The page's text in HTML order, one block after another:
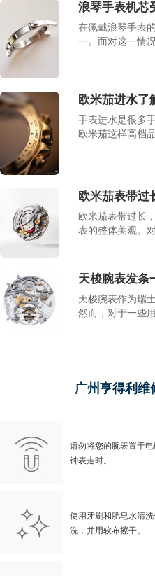
浪琴手表机芯
在佩戴浪琴手表
一。面对这一情
欧米茄进水了
手表进水是很多
欧米茄这样高档
欧米茄表带过
欧米茄表带过长
表的整体美观。
天梭腕表发条
天梭腕表作为瑞
然而，对于一些
广州亨得利维
请勿将您的腕表置于
钟表走时。
使用牙刷和肥皂水清
洗，并用软布擦干。